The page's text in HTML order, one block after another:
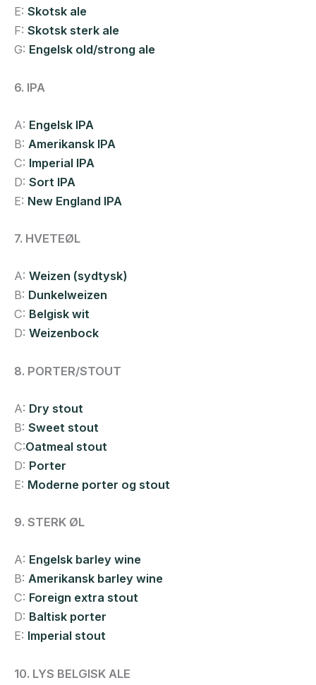
E: Skotsk ale
F: Skotsk sterk ale
G: Engelsk old/strong ale
6. IPA
A: Engelsk IPA
B: Amerikansk IPA
C: Imperial IPA
D: Sort IPA
E: New England IPA
7. HVETEØL
A: Weizen (sydtysk)
B: Dunkelweizen
C: Belgisk wit
D: Weizenbock
8. PORTER/STOUT
A: Dry stout
B: Sweet stout
C:Oatmeal stout
D: Porter
E: Moderne porter og stout
9. STERK ØL
A: Engelsk barley wine
B: Amerikansk barley wine
C: Foreign extra stout
D: Baltisk porter
E: Imperial stout
10. LYS BELGISK ALE